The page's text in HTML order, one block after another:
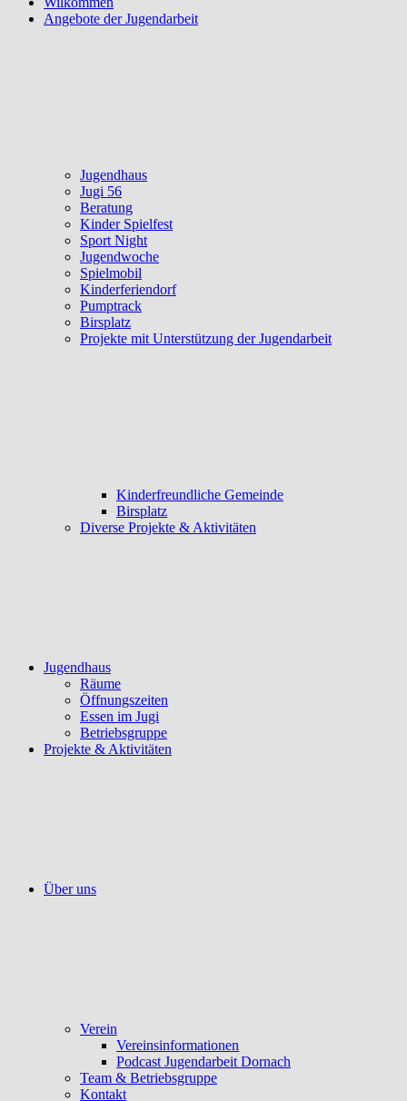
Angebote der Jugendarbeit
Jugendhaus
Jugi 56
Beratung
Kinder Spielfest
Sport Night
Jugendwoche
Spielmobil
Kinderferiendorf
Pumptrack
Birsplatz
Projekte mit Unterstützung der Jugendarbeit
Kinderfreundliche Gemeinde
Birsplatz
Diverse Projekte & Aktivitäten
Jugendhaus
Räume
Öffnungszeiten
Essen im Jugi
Betriebsgruppe
Projekte & Aktivitäten
Über uns
Verein
Vereinsinformationen
Podcast Jugendarbeit Dornach
Team & Betriebsgruppe
Kontakt